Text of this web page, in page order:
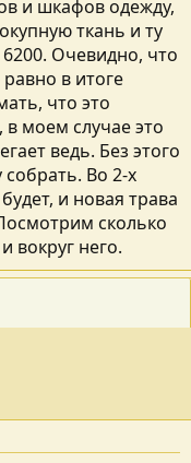
и шкафов одежду,
ткань и ту
Очевидно, что
в итоге
что это
в моем случае это
ведь. Без этого
Во 2-х
и новая трава
сколько
вокруг него.